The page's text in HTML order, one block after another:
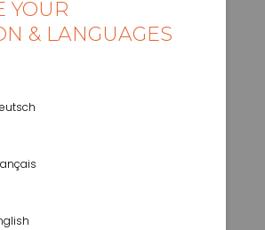
YOUR
& LANGUAGES